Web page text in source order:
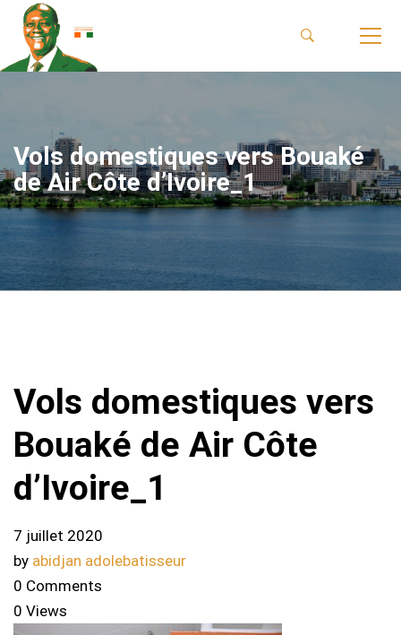
Vols domestiques vers Bouaké
de Air Côte d’Ivoire_1
Vols domestiques vers
Bouaké de Air Côte
d’Ivoire_1
7 juillet 2020
by abidjan adolebatisseur
0 Comments
0 Views